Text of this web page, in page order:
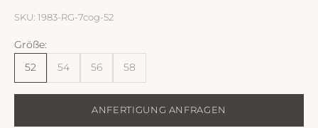
SKU: 1983-RG-7cog-52
Größe:
52
54 56 58
ANFERTIGUNG ANFRAGEN